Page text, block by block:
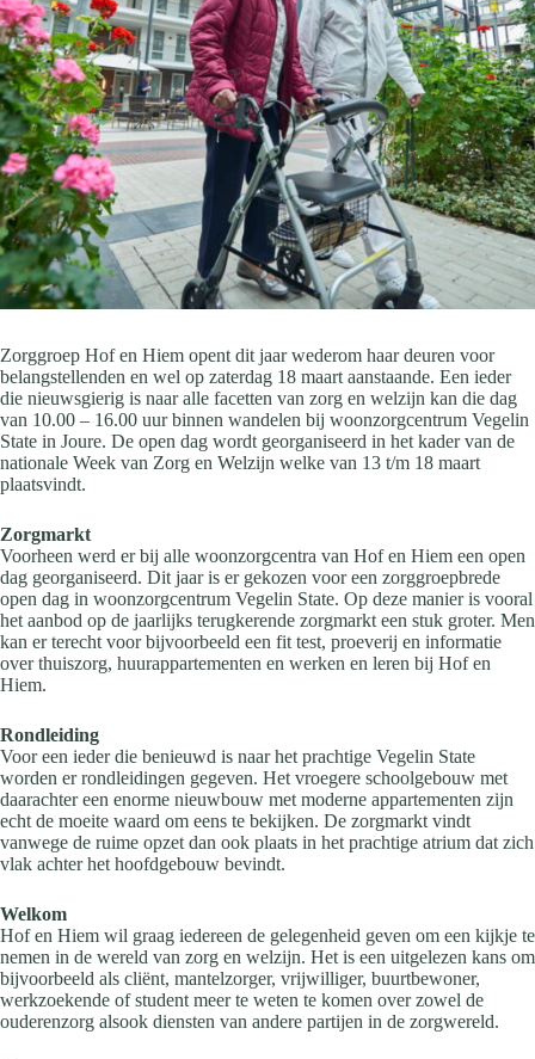
Zorggroep Hof en Hiem opent dit jaar wederom haar deuren voor
belangstellenden en wel op zaterdag 18 maart aanstaande. Een ieder
die nieuwsgierig is naar alle facetten van zorg en welzijn kan die dag
van 10.00 – 16.00 uur binnen wandelen bij woonzorgcentrum Vegelin
State in Joure. De open dag wordt georganiseerd in het kader van de
nationale Week van Zorg en Welzijn welke van 13 t/m 18 maart
plaatsvindt.
Zorgmarkt
Voorheen werd er bij alle woonzorgcentra van Hof en Hiem een open
dag georganiseerd. Dit jaar is er gekozen voor een zorggroepbrede
open dag in woonzorgcentrum Vegelin State. Op deze manier is vooral
het aanbod op de jaarlijks terugkerende zorgmarkt een stuk groter. Men
kan er terecht voor bijvoorbeeld een fit test, proeverij en informatie
over thuiszorg, huurappartementen en werken en leren bij Hof en
Hiem.
Rondleiding
Voor een ieder die benieuwd is naar het prachtige Vegelin State
worden er rondleidingen gegeven. Het vroegere schoolgebouw met
daarachter een enorme nieuwbouw met moderne appartementen zijn
echt de moeite waard om eens te bekijken. De zorgmarkt vindt
vanwege de ruime opzet dan ook plaats in het prachtige atrium dat zich
vlak achter het hoofdgebouw bevindt.
Welkom
Hof en Hiem wil graag iedereen de gelegenheid geven om een kijkje te
nemen in de wereld van zorg en welzijn. Het is een uitgelezen kans om
bijvoorbeeld als cliënt, mantelzorger, vrijwilliger, buurtbewoner,
werkzoekende of student meer te weten te komen over zowel de
ouderenzorg alsook diensten van andere partijen in de zorgwereld.